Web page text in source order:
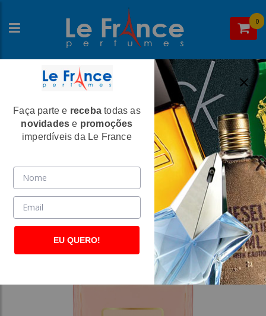
0
Home>La Rive> Perfumes Femininos
Madame Isabelle Feminino Eau de
Parfum - La Rive
(2588)
Faça parte e receba todas as
novidades e promoções
imperdíveis da Le France
EU QUERO!